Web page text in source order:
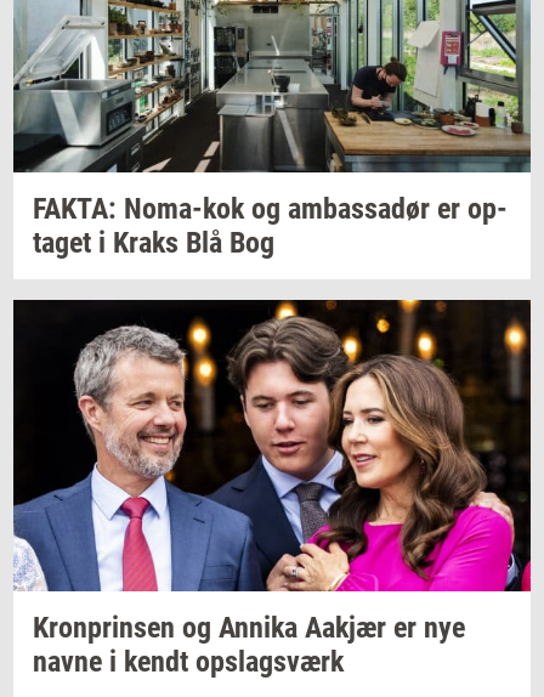
FAKTA: Noma-​kokog am­bas­sa­dør er op­
ta­get i Kraks Blå Bog
Kron­prin­sen og An­ni­ka Aakjær er nye
navne i kendt op­slags­værk